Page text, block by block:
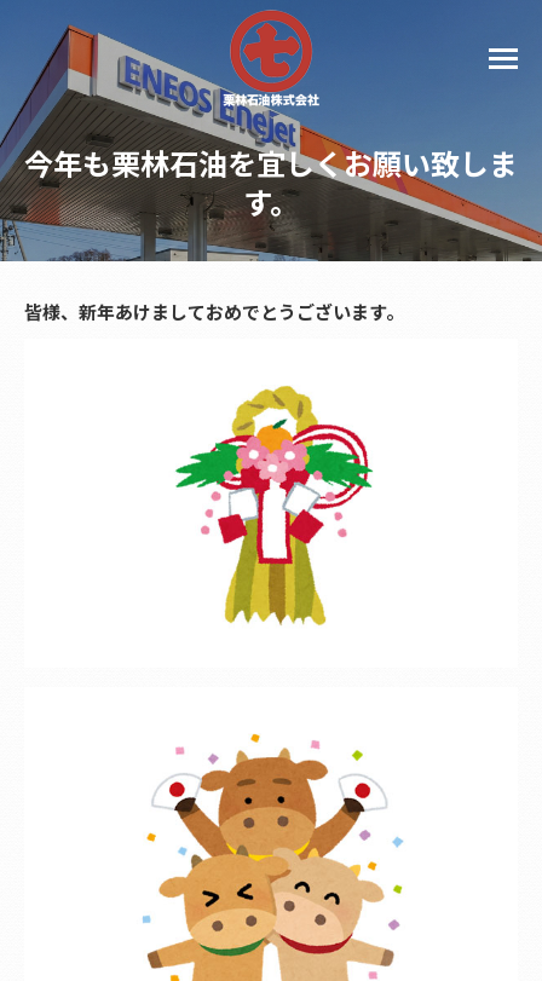
今年も栗林石油を宜しくお願い致しま
す。
皆様、新年あけましておめでとうございます。